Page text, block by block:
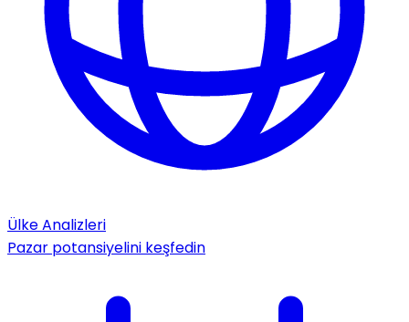
Ülke Analizleri
Pazar potansiyelini keşfedin